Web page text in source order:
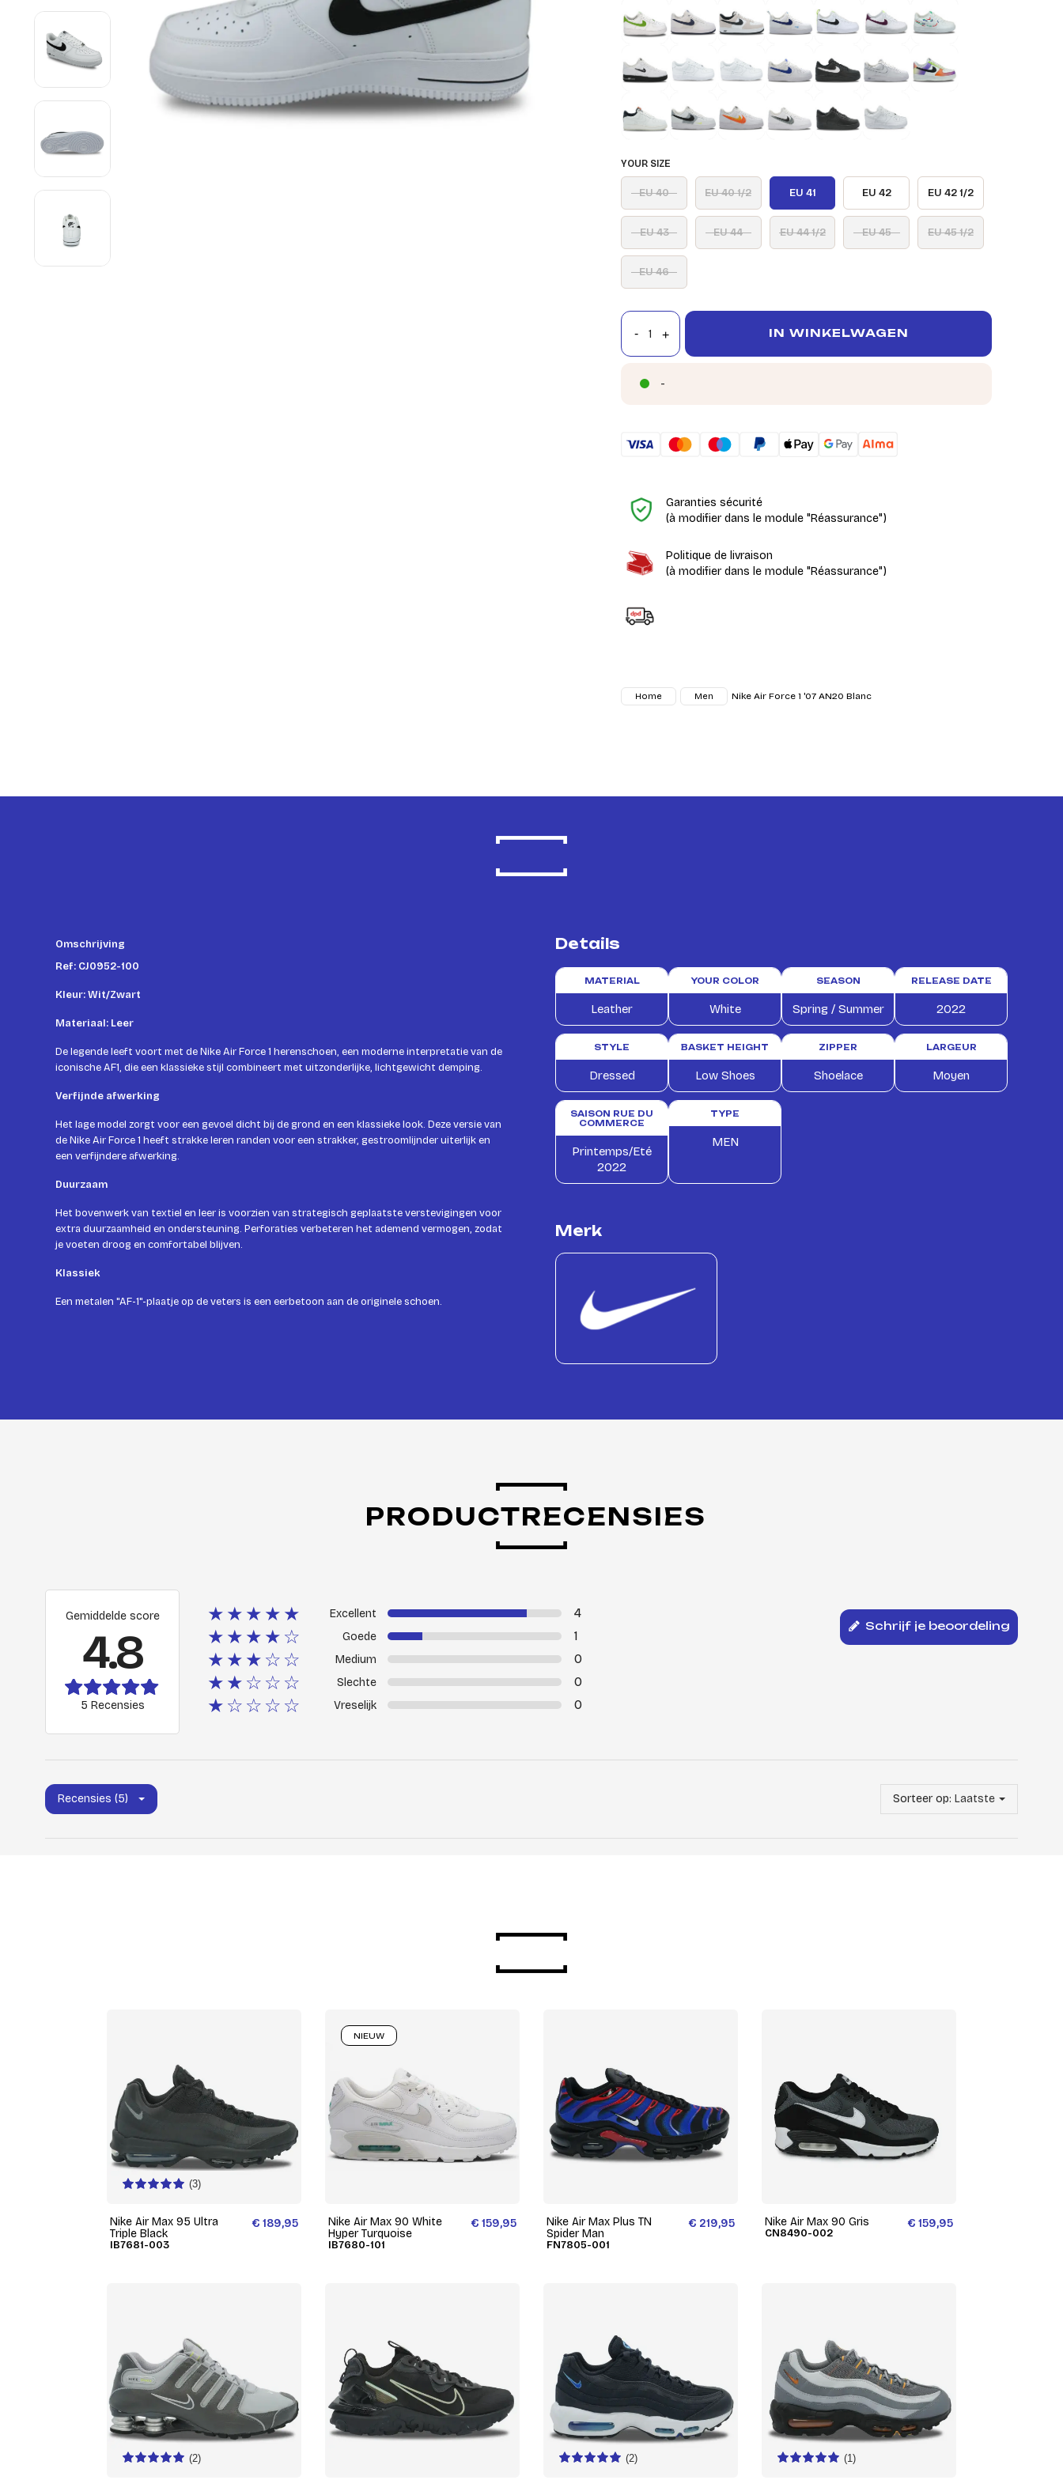
YOUR SIZE
EU 40 EU 40 1/2 EU 41 EU 42 EU 42 1/2
EU 43 EU 44 EU 44 1/2 EU 45 EU 45 1/2
EU 46
IN WINKELWAGEN
-
Garanties sécurité
(à modifier dans le module "Réassurance")
Politique de livraison
(à modifier dans le module "Réassurance")
Home Men Nike Air Force 1 '07 AN20 Blanc
Omschrijving
Ref: CJ0952-100
Kleur: Wit/Zwart
Materiaal: Leer
De legende leeft voort met de Nike Air Force 1 herenschoen, een moderne interpretatie van de
iconische AF1, die een klassieke stijl combineert met uitzonderlijke, lichtgewicht demping.
Verfijnde afwerking
Het lage model zorgt voor een gevoel dicht bij de grond en een klassieke look. Deze versie van
de Nike Air Force 1 heeft strakke leren randen voor een strakker, gestroomlijnder uiterlijk en
een verfijndere afwerking.
Duurzaam
Het bovenwerk van textiel en leer is voorzien van strategisch geplaatste verstevigingen voor
extra duurzaamheid en ondersteuning. Perforaties verbeteren het ademend vermogen, zodat
je voeten droog en comfortabel blijven.
Klassiek
Een metalen "AF-1"-plaatje op de veters is een eerbetoon aan de originele schoen.
Details
MATERIAL
Leather
YOUR COLOR
White
SEASON
Spring / Summer
RELEASE DATE
2022
STYLE
Dressed
BASKET HEIGHT
Low Shoes
ZIPPER
Shoelace
LARGEUR
Moyen
SAISON RUE DU
COMMERCE
Printemps/Eté
2022
TYPE
MEN
Merk
PRODUCTRECENSIES
Gemiddelde score
4.8
5 Recensies
★★★★★ Excellent 4
★★★★☆ Goede 1
★★★☆☆ Medium 0
★★☆☆☆ Slechte 0
★☆☆☆☆ Vreselijk 0
Schrijf je beoordeling
Recensies (5) Sorteer op: Laatste
(3)
Nike Air Max 95 Ultra
Triple Black
IB7681-003
€ 189,95
Nike Air Max 90 White
Hyper Turquoise
IB7680-101
€ 159,95
NIEUW
Nike Air Max Plus TN
Spider Man
FN7805-001
€ 219,95 Nike Air Max 90 Gris
CN8490-002
€ 159,95
(2) (2) (1)